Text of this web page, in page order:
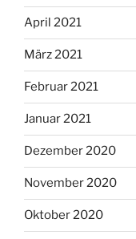
April 2021
März 2021
Februar 2021
Januar 2021
Dezember 2020
November 2020
Oktober 2020